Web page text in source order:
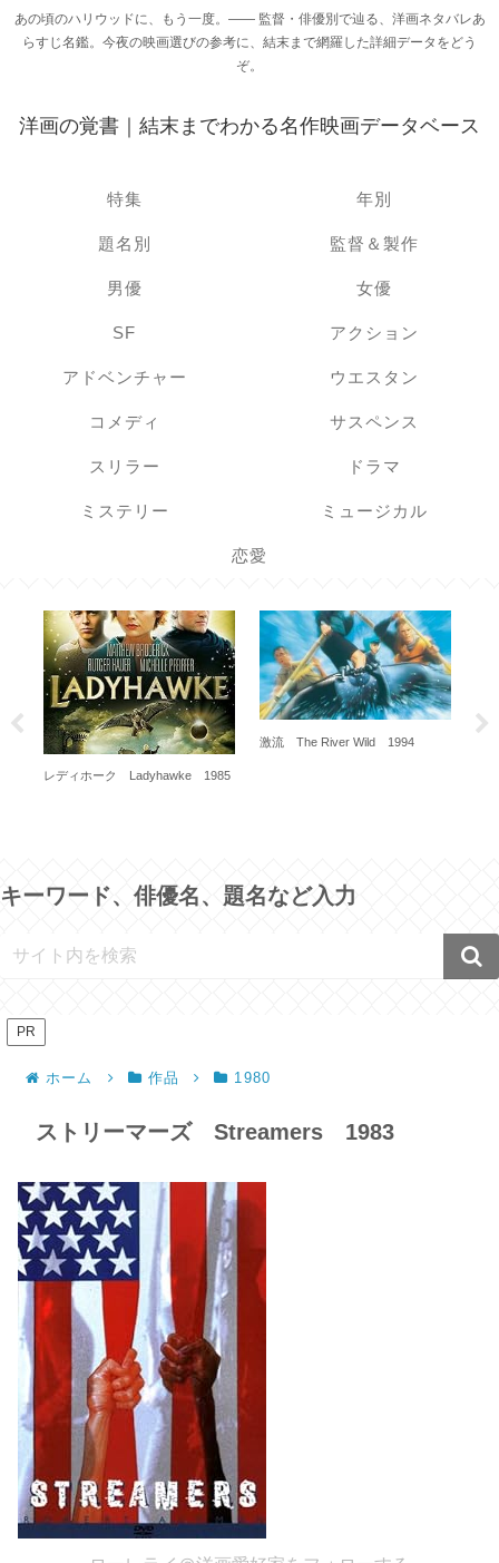
あの頃のハリウッドに、もう一度。―― 監督・俳優別で辿る、洋画ネタバレあ
らすじ名鑑。今夜の映画選びの参考に、結末まで網羅した詳細データをどう
ぞ。
洋画の覚書｜結末までわかる名作映画データベース
特集 年別
題名別 監督＆製作
男優 女優
SF アクション
アドベンチャー ウエスタン
コメディ サスペンス
スリラー ドラマ
ミステリー ミュージカル
恋愛
レディホーク Ladyhawke 1985
激流 The River Wild 1994
キーワード、俳優名、題名など入力
PR
ホーム 作品 1980
ストリーマーズ Streamers 1983